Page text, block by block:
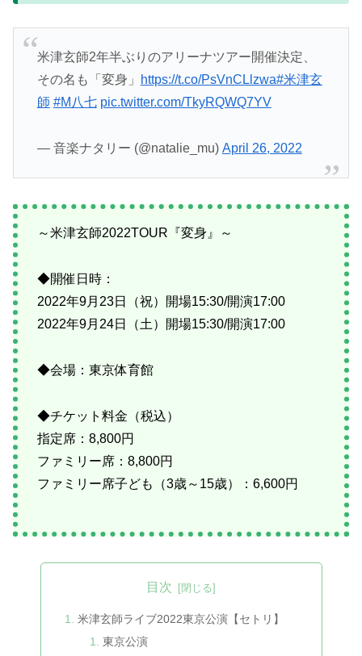
米津玄師2年半ぶりのアリーナツアー開催決定、
その名も「変身」
https://t.co/PsVnCLlzwa#米津玄
師 #M八七 pic.twitter.com/TkyRQWQ7YV
— 音楽ナタリー (@natalie_mu) April 26, 2022
～米津玄師2022TOUR『変身』～
◆開催日時：
2022年9月23日（祝）開場15:30/開演17:00
2022年9月24日（土）開場15:30/開演17:00
◆会場：東京体育館
◆チケット料金（税込）
指定席：8,800円
ファミリー席：8,800円
ファミリー席子ども（3歳～15歳）：6,600円
目次
米津玄師ライブ2022東京公演【セトリ】
東京公演